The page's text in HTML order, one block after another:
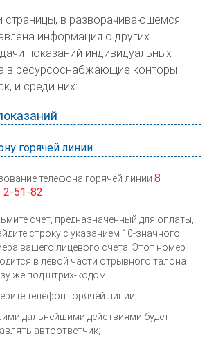
страницы, в разворачивающемся
информация о других
показаний индивидуальных
в ресурсоснабжающие конторы
и среди них:
горячей линии
телефона горячей линии8
2-51-82
счет, предназначенный для оплаты,
строку с указанием 10-значного
вашего лицевого счета. Этот номер
в левой части отрывного талона
же под штрих-кодом;
телефон горячей линии;
дальнейшими действиями будет
автоответчик;